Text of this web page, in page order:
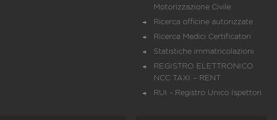
Motorizzazione Civile
Ricerca officine autorizzate
Ricerca Medici Certificatori
Statistiche immatricolazioni
REGISTRO ELETTRONICO
NCC TAXI – RENT
RUI - Registro Unico Ispettori